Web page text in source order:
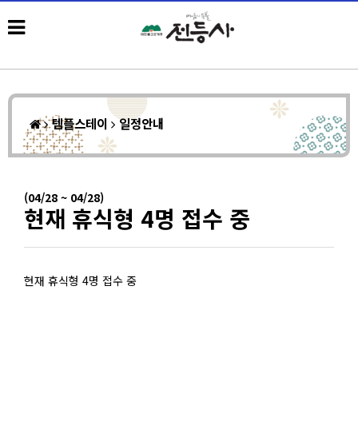
템플스테이 일정안내
(04/28 ~ 04/28)
현재 휴식형 4명 접수 중
현재 휴식형 4명 접수 중